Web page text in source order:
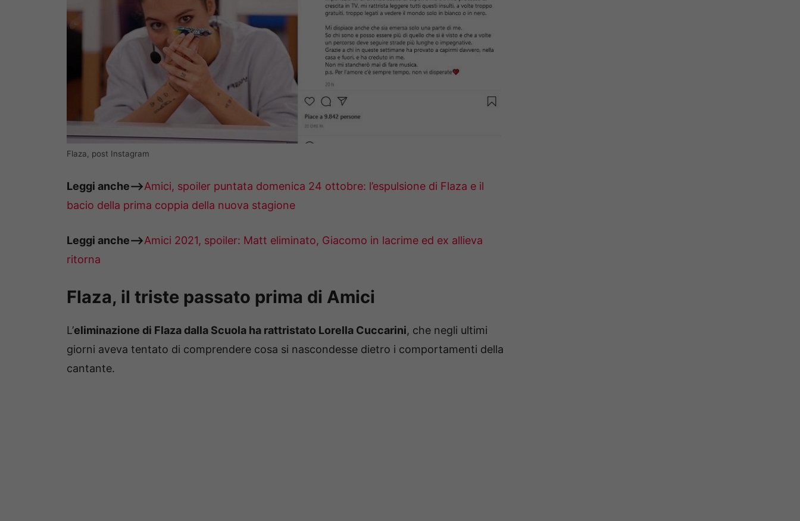
Flaza, post Instagram
Leggi anche–>Amici, spoiler puntata domenica 24 ottobre: l’espulsione di Flaza e il
bacio della prima coppia della nuova stagione
Leggi anche–>Amici 2021, spoiler: Matt eliminato, Giacomo in lacrime ed ex allieva
ritorna
Flaza, il triste passato prima di Amici
L’eliminazione di Flaza dalla Scuola ha rattristato Lorella Cuccarini, che negli ultimi
giorni aveva tentato di comprendere cosa si nascondesse dietro i comportamenti della
cantante.